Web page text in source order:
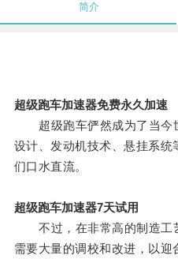
简介
超级跑车加速器免费永久加速
超级跑车俨然成为了当今
设计、发动机技术、悬挂系统
们口水直流。
超级跑车加速器7天试用
不过，在非常高的制造工
需要大量的调校和改进，以